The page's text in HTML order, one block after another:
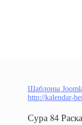
Шаблоны
http://kalendar-
Сура 84